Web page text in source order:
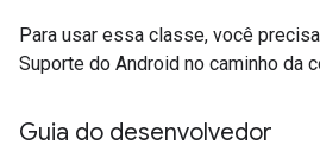
Para usar essa classe, você
Suporte do Android no caminho da
Guia do desenvolvedor